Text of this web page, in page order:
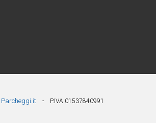
Parcheggi.it - P.IVA 01537840991